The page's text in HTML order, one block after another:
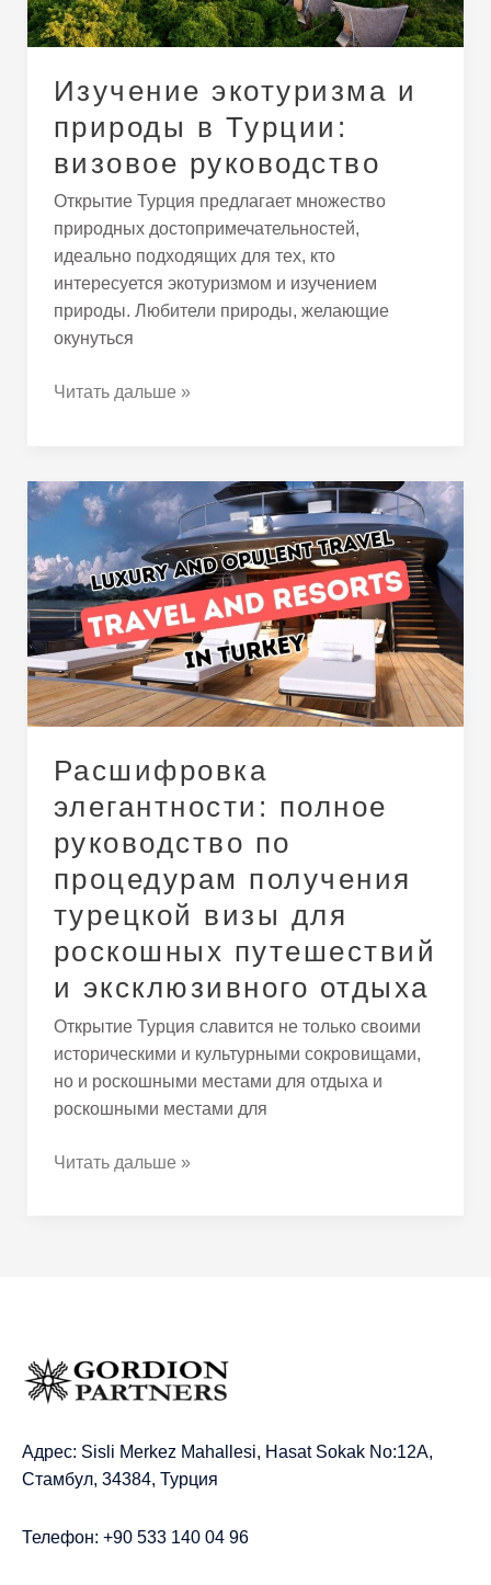
Изучение экотуризма и
природы в Турции:
визовое руководство
Открытие Турция предлагает множество
природных достопримечательностей,
идеально подходящих для тех, кто
интересуется экотуризмом и изучением
природы. Любители природы, желающие
окунуться
руководство
Читать дальше »
Расшифровка
элегантности: полное
руководство по
процедурам получения
турецкой визы для
роскошных путешествий
и эксклюзивного отдыха
Открытие Турция славится не только своими
историческими и культурными сокровищами,
но и роскошными местами для отдыха и
роскошными местами для
Расшифровка
элегантности:
полное
руководство
по
процедурам
получения
турецкой
визы
роскошных
и
эксклюзивного
отдыха
Читать дальше »
Адрес: Sisli Merkez Mahallesi, Hasat Sokak No:12A,
Стамбул, 34384, Турция
Телефон: +90 533 140 04 96